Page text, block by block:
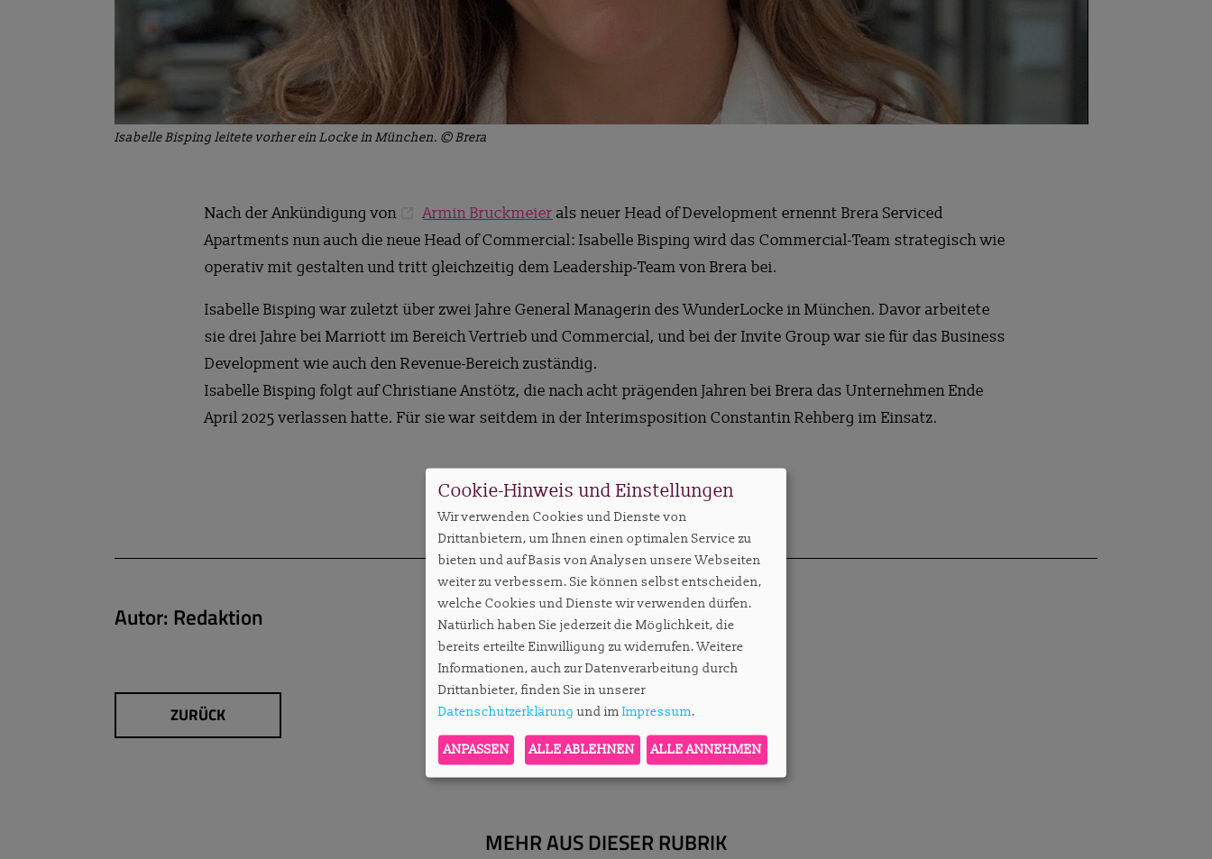
Isabelle Bisping leitete vorher ein Locke in München. © Brera
Nach der Ankündigung von Armin Bruckmeier als neuer Head of Development ernennt Brera Serviced
Apartments nun auch die neue Head of Commercial: Isabelle Bisping wird das Commercial-Team strategisch wie
operativ mit gestalten und tritt gleichzeitig dem Leadership-Team von Brera bei.
Isabelle Bisping war zuletzt über zwei Jahre General Managerin des WunderLocke in München. Davor arbeitete
sie drei Jahre bei Marriott im Bereich Vertrieb und Commercial, und bei der Invite Group war sie für das Business
Development wie auch den Revenue-Bereich zuständig.
Isabelle Bisping folgt auf Christiane Anstötz, die nach acht prägenden Jahren bei Brera das Unternehmen Ende
April 2025 verlassen hatte. Für sie war seitdem in der Interimsposition Constantin Rehberg im Einsatz.
Autor: Redaktion
ZURÜCK
MEHR AUS DIESER RUBRIK
Cookie-Hinweis und Einstellungen
Wir verwenden Cookies und Dienste von
Drittanbietern, um Ihnen einen optimalen Service zu
bieten und auf Basis von Analysen unsere Webseiten
weiter zu verbessern. Sie können selbst entscheiden,
welche Cookies und Dienste wir verwenden dürfen.
Natürlich haben Sie jederzeit die Möglichkeit, die
bereits erteilte Einwilligung zu widerrufen. Weitere
Informationen, auch zur Datenverarbeitung durch
Drittanbieter, finden Sie in unserer
Datenschutzerklärung und im Impressum.
ANPASSEN ALLE ABLEHNEN ALLE ANNEHMEN